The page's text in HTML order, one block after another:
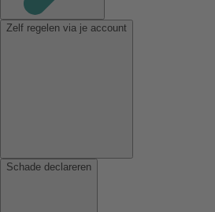
Zelf regelen via je account
Schade declareren